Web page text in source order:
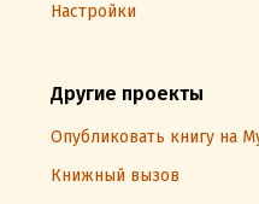
Настройки
Другие проекты
Опубликовать книгу на
Книжный вызов